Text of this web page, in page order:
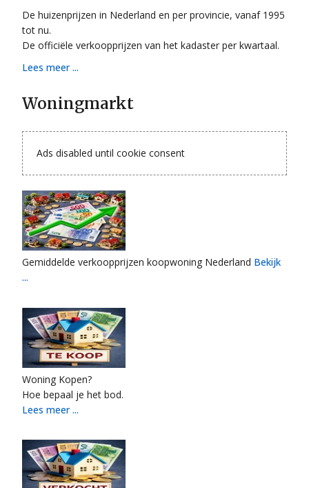
De huizenprijzen in Nederland en per provincie, vanaf 1995
tot nu.
De officiële verkoopprijzen van het kadaster per kwartaal.
Lees meer ...
Woningmarkt
Ads disabled until cookie consent
Gemiddelde verkoopprijzen koopwoning Nederland Bekijk
...
Woning Kopen?
Hoe bepaal je het bod.
Lees meer ...